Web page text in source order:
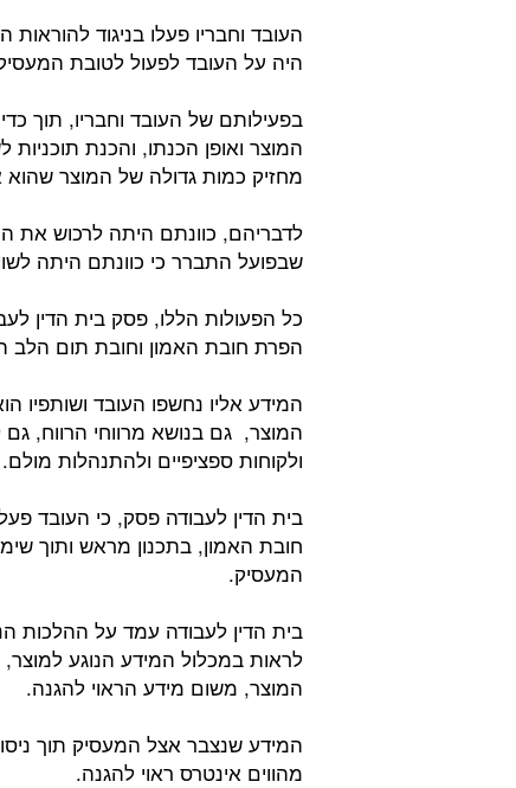
העובד וחבריו פעלו בניגוד
היה על העובד לפעול לטובת
בפעילותם של העובד וחבריו, תוך
המוצר ואופן הכנתו, והכנת
מחזיק כמות גדולה של המוצר שהוא
לדבריהם, כוונתם היתה לרכוש את
שבפועל התברר כי כוונתם היתה
כל הפעולות הללו, פסק בית הדין
הפרת חובת האמון וחובת תום הלב
המידע אליו נחשפו העובד ושותפיו
המוצר, גם בנושא מרווחי הרווח, גם
ולקוחות ספציפיים ולהתנהלות מולם.
בית הדין לעבודה פסק, כי העובד
חובת האמון, בתכנון מראש ותוך
המעסיק.
בית הדין לעבודה עמד על ההלכות
לראות במכלול המידע הנוגע למוצר,
המוצר, משום מידע הראוי להגנה.
המידע שנצבר אצל המעסיק תוך
מהווים אינטרס ראוי להגנה.